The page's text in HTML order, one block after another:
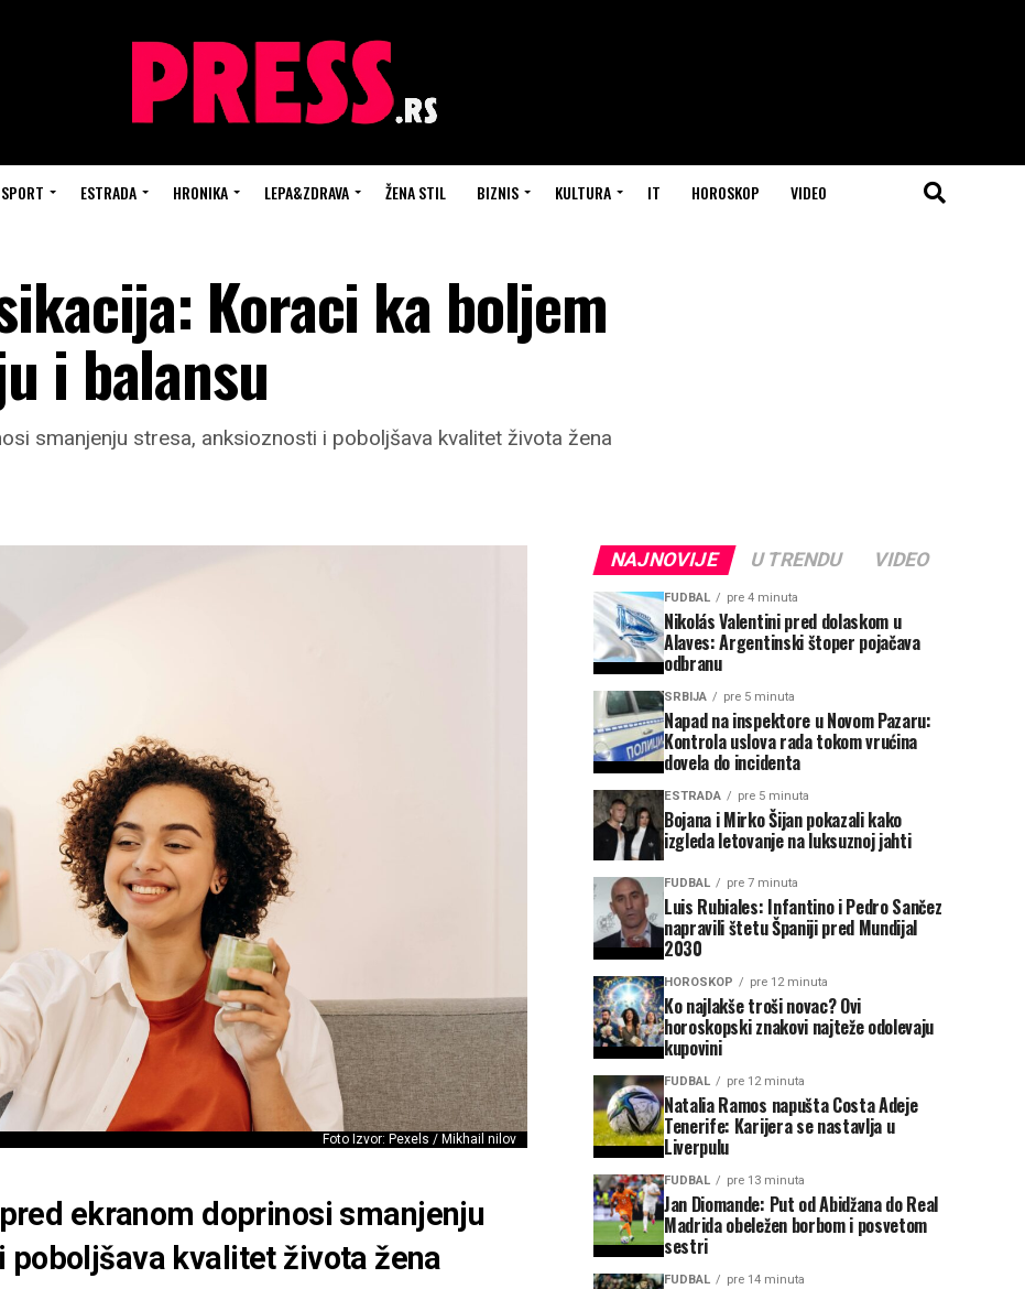
SPORT ESTRADA HRONIKA LEPA&ZDRAVA ŽENA STIL BIZNIS KULTURA IT HOROSKOP VIDEO
Koraci ka boljem
i balansu
smanjenju stresa, anksioznosti i poboljšava kvalitet života žena
Foto Izvor: Pexels / Mikhail nilov
ekranom doprinosi smanjenju
poboljšava kvalitet života žena
NAJNOVIJE U TRENDU VIDEO
FUDBAL pre 4 minuta
Nikolás Valentini pred dolaskom u
Alaves: Argentinski štoper pojačava
odbranu
SRBIJA pre 5 minuta
Napad na inspektore u Novom Pazaru:
Kontrola uslova rada tokom vrućina
dovela do incidenta
ESTRADA pre 5 minuta
Bojana i Mirko Šijan pokazali kako
izgleda letovanje na luksuznoj jahti
FUDBAL pre 7 minuta
Luis Rubiales: Infantino i Pedro Sančez
napravili štetu Španiji pred Mundijal
2030
HOROSKOP pre 12 minuta
Ko najlakše troši novac? Ovi
horoskopski znakovi najteže odolevaju
kupovini
FUDBAL pre 12 minuta
Natalia Ramos napušta Costa Adeje
Tenerife: Karijera se nastavlja u
Liverpulu
FUDBAL pre 13 minuta
Jan Diomande: Put od Abidžana do Real
Madrida obeležen borbom i posvetom
sestri
FUDBAL pre 14 minuta